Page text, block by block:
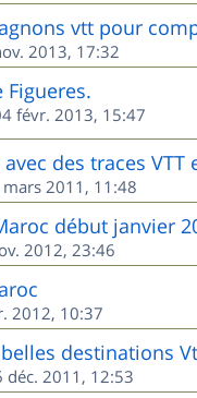
vtt pour
2013, 17:32
Figueres.
févr. 2013, 15:47
des traces VTT
2011, 11:48
début janvier
2012, 23:46
2012, 10:37
destinations
déc. 2011, 12:53